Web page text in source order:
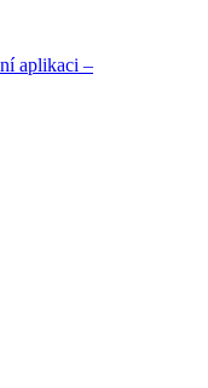
aplikaci –